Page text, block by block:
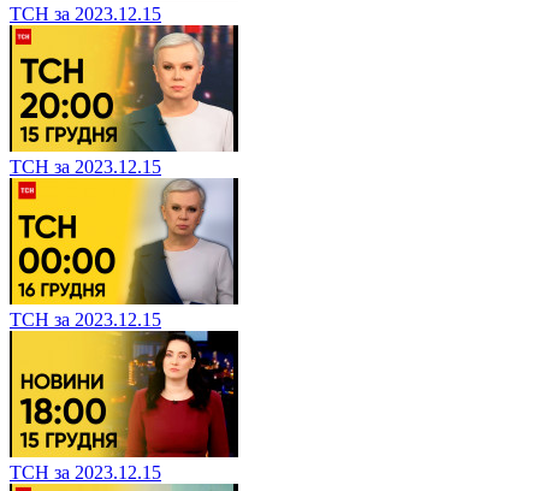
ТСН за 2023.12.15
ТСН за 2023.12.15
ТСН за 2023.12.15
ТСН за 2023.12.15